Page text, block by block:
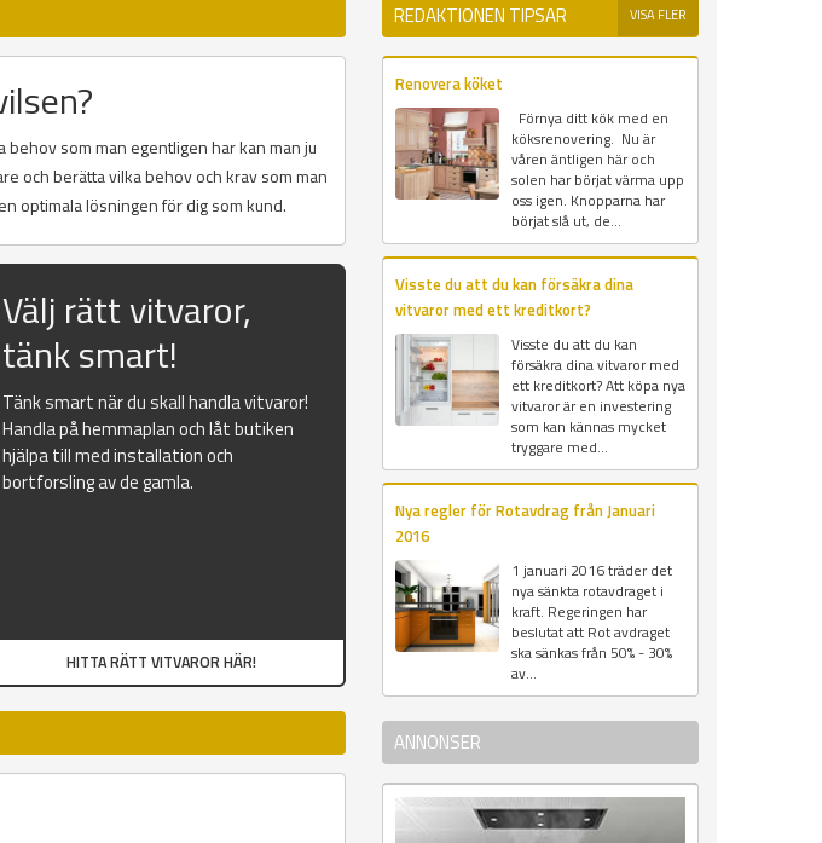
som man egentligen har kan man ju
och berätta vilka behov och krav som man
optimala lösningen för dig som kund.
Välj rätt vitvaror,
tänk smart!
Tänk smart när du skall handla vitvaror!
Handla på hemmaplan och låt butiken
hjälpa till med installation och
bortforsling av de gamla.
HITTA RÄTT VITVAROR HÄR!
REDAKTIONEN TIPSAR VISA FLER
Renovera köket
Förnya ditt kök med en
köksrenovering. Nu är
våren äntligen här och
solen har börjat värma upp
oss igen. Knopparna har
börjat slå ut, de...
Visste du att du kan försäkra dina
vitvaror med ett kreditkort?
Visste du att du kan
försäkra dina vitvaror med
ett kreditkort? Att köpa nya
vitvaror är en investering
som kan kännas mycket
tryggare med...
Nya regler för Rotavdrag från Januari
2016
1 januari 2016 träder det
nya sänkta rotavdraget i
kraft. Regeringen har
beslutat att Rot avdraget
ska sänkas från 50% - 30%
av...
ANNONSER